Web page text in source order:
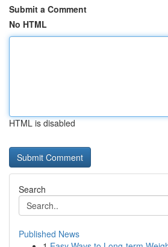
Submit a Comment
No HTML
HTML is disabled
Search
Published News